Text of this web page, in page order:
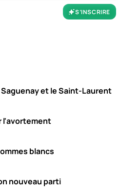
S’INSCRIRE
et le Saint-Laurent
l'avortement
blancs
nouveau parti